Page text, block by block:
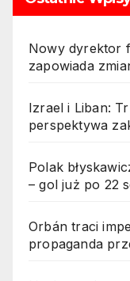
Nowy dyrektor
zapowiada
Izrael i Liban:
perspektywa
Polak
– gol już po 22
Orbán traci
propaganda